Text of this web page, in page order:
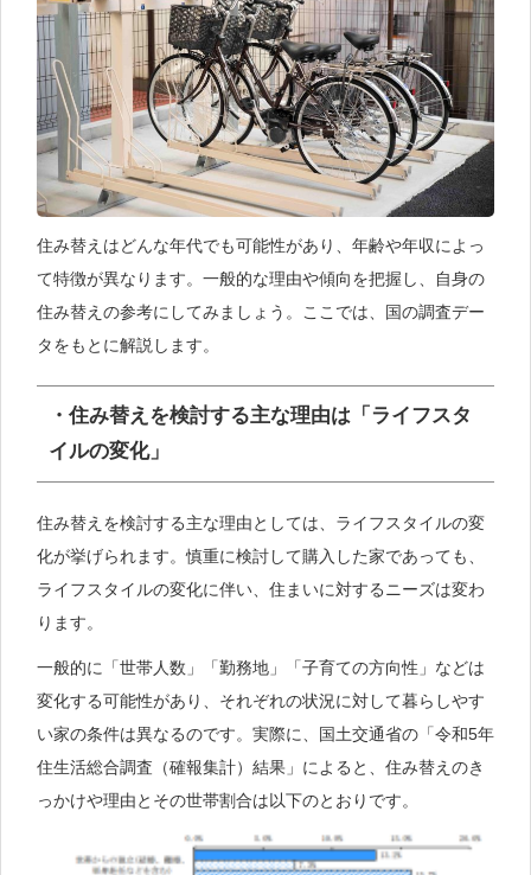
住み替えはどんな年代でも可能性があり、年齢や年収によっ
て特徴が異なります。一般的な理由や傾向を把握し、自身の
住み替えの参考にしてみましょう。ここでは、国の調査デー
タをもとに解説します。
・住み替えを検討する主な理由は「ライフスタ
イルの変化」
住み替えを検討する主な理由としては、ライフスタイルの変
化が挙げられます。慎重に検討して購入した家であっても、
ライフスタイルの変化に伴い、住まいに対するニーズは変わ
ります。
一般的に「世帯人数」「勤務地」「子育ての方向性」などは
変化する可能性があり、それぞれの状況に対して暮らしやす
い家の条件は異なるのです。実際に、国土交通省の「令和5年
住生活総合調査（確報集計）結果」によると、住み替えのき
っかけや理由とその世帯割合は以下のとおりです。